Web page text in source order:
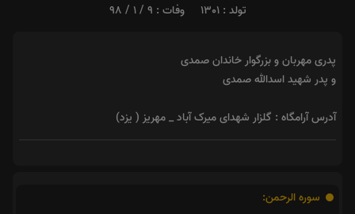
تولد : 1301 وفات : 9 / 1 / 98
پدری مهربان و بزرگوار خاندان صمدی
و پدر شهید اسدالله صمدی
آدرس آرامگاه : گلزار شهدای میرک آباد _ مهریز ( یزد)
سوره الرحمن: